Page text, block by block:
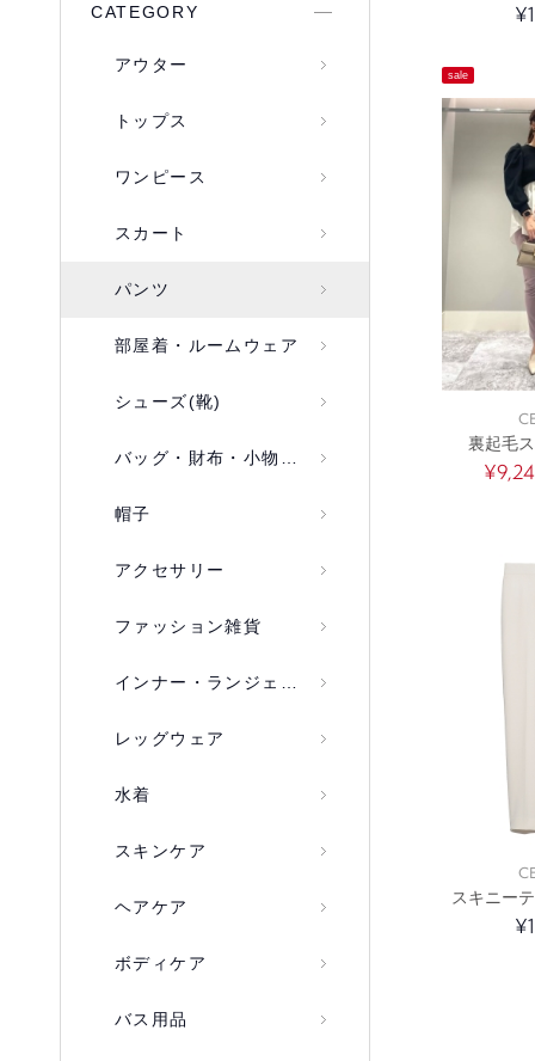
CATEGORY
アウター
トップス
ワンピース
スカート
パンツ
部屋着・ルームウェア
シューズ(靴)
バッグ・財布・小物入れ
帽子
アクセサリー
ファッション雑貨
インナー・ランジェリー
レッグウェア
水着
スキンケア
ヘアケア
ボディケア
バス用品
sale
裏起毛
スキニー